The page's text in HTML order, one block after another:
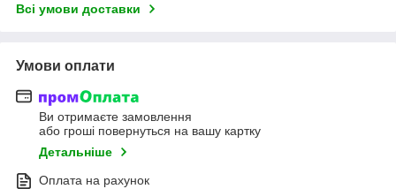
Всі умови доставки
Умови оплати
Ви отримаєте замовлення
або гроші повернуться на вашу картку
Детальніше
Оплата на рахунок